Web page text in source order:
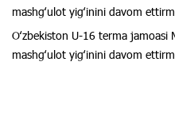
mashgʻulot yigʻinini davom
Oʻzbekiston U-16 terma jamoasi
mashgʻulot yigʻinini davom